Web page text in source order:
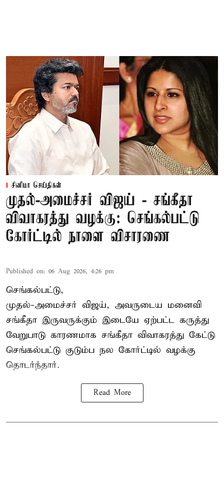
சினிமா செய்திகள்
முதல்-அமைச்சர் விஜய் - சங்கீதா
விவாகரத்து வழக்கு: செங்கல்பட்டு
கோர்ட்டில் நாளை விசாரணை
Published on: 06 Aug 2026, 4:26 pm
செங்கல்பட்டு,
முதல்-அமைச்சர் விஜய், அவருடைய மனைவி
சங்கீதா இருவருக்கும் இடையே ஏற்பட்ட கருத்து
வேறுபாடு காரணமாக சங்கீதா விவாகரத்து கேட்டு
செங்கல்பட்டு குடும்ப நல கோர்ட்டில் வழக்கு
தொடர்ந்தார்.
Read More